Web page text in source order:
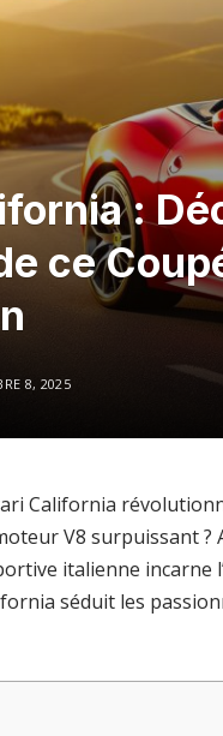
:
ce
8, 2025
California
V8 surpuissant
italienne incarne
séduit les